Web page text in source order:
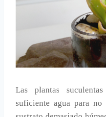
Las plantas
suficiente agua para no